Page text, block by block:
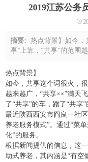
2019江苏公务
摘要:热点背景】如今，
享”上靠，“共享”的范围
最近陕西西安市阎良一社
热点背景】
如今，共享这个词很火，
越来越广，“共享××”满天
了“共享”的车，蹭了“共享”
最近陕西西安市阎良一社
养老服务模式”。通过“菜
化”的服务。
根据新闻提供的信息，这
助式养老，其内涵是“有空